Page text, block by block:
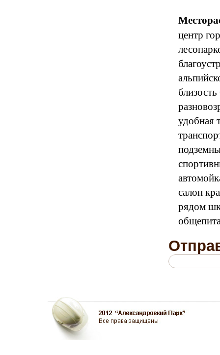
центр
удобная
салон
рядом